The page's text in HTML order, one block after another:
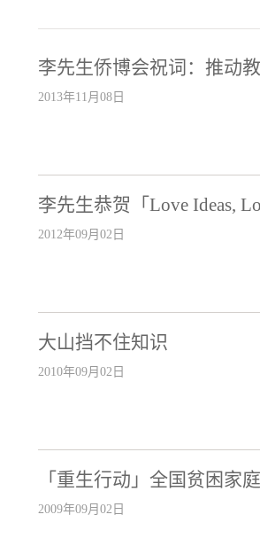
李先生侨博会祝词：推动
2013年11月08日
李先生恭贺「Love Ideas,
2012年09月02日
大山挡不住知识
2010年09月02日
「重生行动」全国贫困家
2009年09月02日